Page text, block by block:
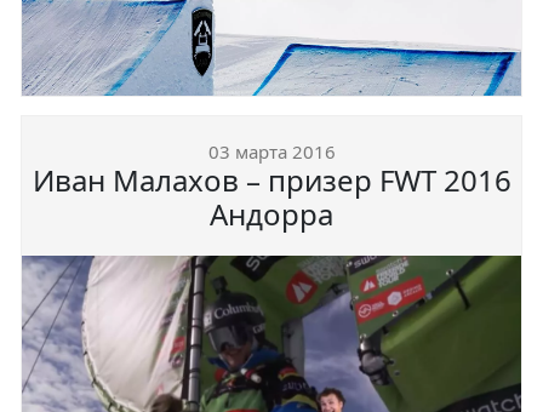
03 марта 2016
Иван Малахов – призер FWT 2016
Андорра